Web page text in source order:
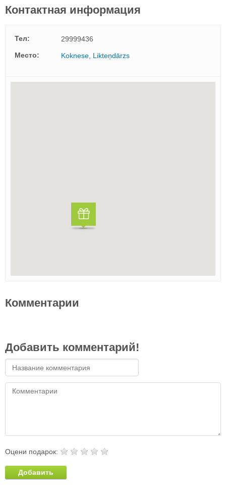
Контактная информация
Тел:
29999436
Mесто:
Koknese, Likteņdārzs
Комментарии
Добавить комментарий!
Оцени подарок:
Добавить